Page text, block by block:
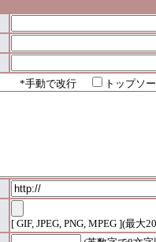
*手動で改行 トップソ
[ GIF, JPEG, PNG, MPEG ](最大